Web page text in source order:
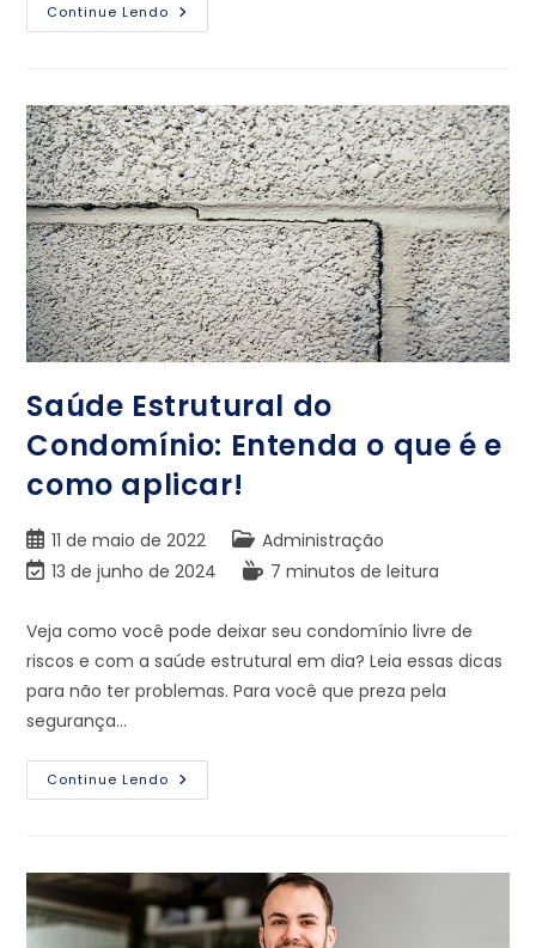
Continue Lendo
Saúde Estrutural do
Condomínio: Entenda o que é e
como aplicar!
11 de maio de 2022
Administração
13 de junho de 2024
7 minutos de leitura
Veja como você pode deixar seu condomínio livre de
riscos e com a saúde estrutural em dia? Leia essas dicas
para não ter problemas. Para você que preza pela
segurança…
Continue Lendo